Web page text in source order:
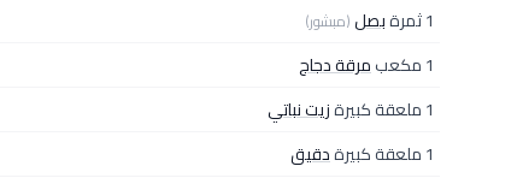
1 ثمرة بصل(مبشور)
1 مكعب
مرقة دجاج
1 ملعقة كبيرة
زيت نباتي
1 ملعقة كبيرة
دقيق